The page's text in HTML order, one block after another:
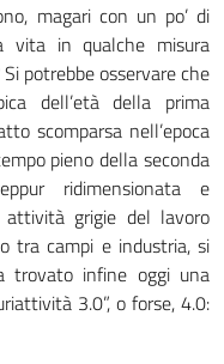
magari con un po’ di
vita in qualche misura
potrebbe osservare che
dell’età della prima
scomparsa nell’epoca
pieno della seconda
ridimensionata e
grigie del lavoro
tra campi e industria, si
trovato infine oggi una
3.0”, o forse, 4.0: